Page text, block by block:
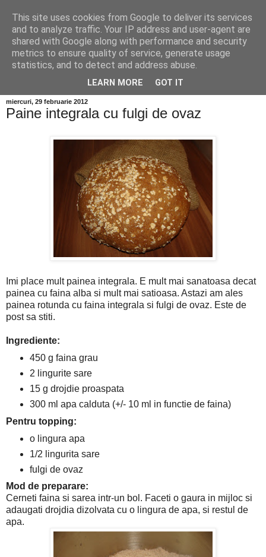
miercuri, 29 februarie 2012
Paine integrala cu fulgi de ovaz
Imi place mult painea integrala. E mult mai sanatoasa decat
painea cu faina alba si mult mai satioasa. Astazi am ales
painea rotunda cu faina integrala si fulgi de ovaz. Este de
post sa stiti.
Ingrediente:
450 g faina grau
2 lingurite sare
15 g drojdie proaspata
300 ml apa calduta (+/- 10 ml in functie de faina)
Pentru topping:
o lingura apa
1/2 lingurita sare
fulgi de ovaz
Mod de preparare:
Cerneti faina si sarea intr-un bol. Faceti o gaura in mijloc si
adaugati drojdia dizolvata cu o lingura de apa, si restul de
apa.
This site uses cookies from Google to deliver its services
and to analyze traffic. Your IP address and user-agent are
shared with Google along with performance and security
metrics to ensure quality of service, generate usage
statistics, and to detect and address abuse.
LEARN MORE GOT IT